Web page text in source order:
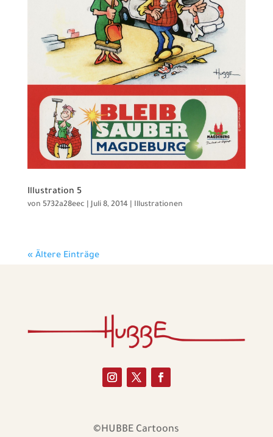
Illustration 5
von 5732a28eec |Juli 8, 2014| Illustrationen
« Ältere Einträge
©HUBBE Cartoons